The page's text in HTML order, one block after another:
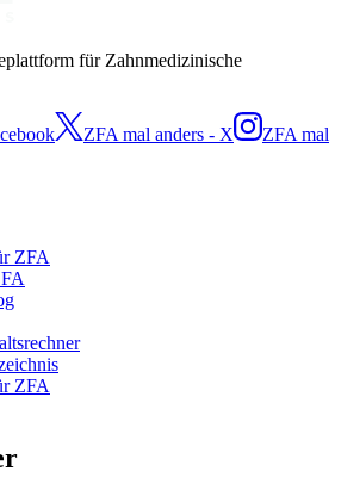
für Zahnmedizinische
ZFA mal anders - X
ZFA mal
ZFA
ZFA